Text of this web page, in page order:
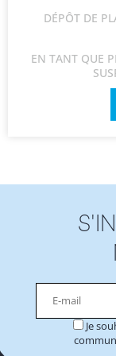
DÉPÔT DE
EN TANT QUE
Je